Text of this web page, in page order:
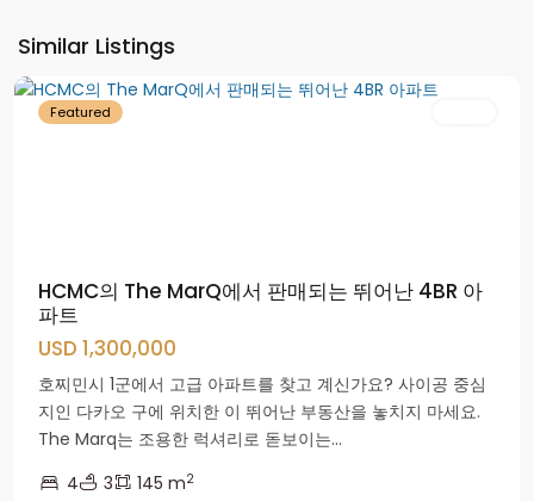
Similar Listings
구
Featured
HCMC의 The MarQ에서 판매되는 뛰어난 4BR 아
파트
USD 1,300,000
호찌민시 1군에서 고급 아파트를 찾고 계신가요? 사이공 중심
지인 다카오 구에 위치한 이 뛰어난 부동산을 놓치지 마세요.
The Marq는 조용한 럭셔리로 돋보이는...
4
3 145 m2